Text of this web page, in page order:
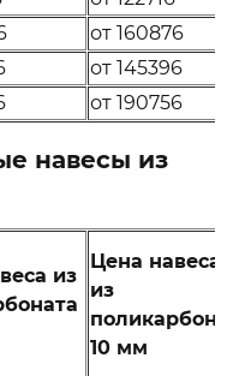
от 160876
от 145396
от 190756
навесы из
из
Цена навеса
из
10 мм